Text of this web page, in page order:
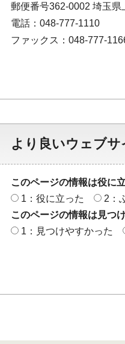
郵便番号362-0002 埼玉
電話：048-777-1110
ファックス：048-777-
より良いウェブ
このページの情報は役に
1：役に立った
2：
このページの情報は見つ
1：見つけやすかった